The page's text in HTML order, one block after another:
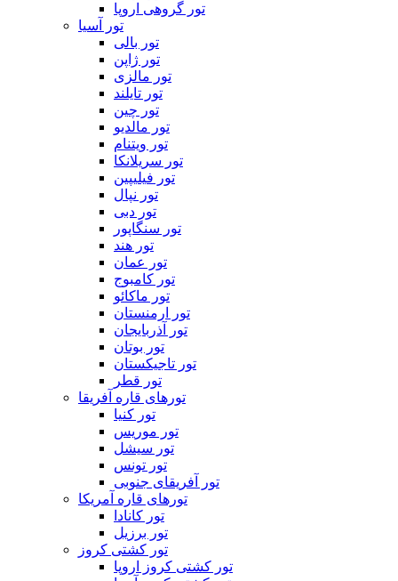
تور گروهی اروپا
تور آسیا
تور بالی
تور ژاپن
تور مالزی
تور تایلند
تور چین
تور مالدیو
تور ویتنام
تور سریلانکا
تور فیلیپین
تور نپال
تور دبی
تور سنگاپور
تور هند
تور عمان
تور کامبوج
تور ماکائو
تور ارمنستان
تور آذربایجان
تور بوتان
تور تاجیکستان
تور قطر
تورهای قاره آفریقا
تور کنیا
تور موریس
تور سیشل
تور تونس
تور آفریقای جنوبی
تورهای قاره آمریکا
تور کانادا
تور برزیل
تور کشتی کروز
تور کشتی کروز اروپا